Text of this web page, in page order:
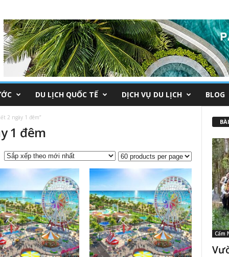
DU LỊCH QUỐC TẾ DỊCH VỤ DU LỊCH BLOG
2 ngày 1 đêm”
1 đêm
Cẩm